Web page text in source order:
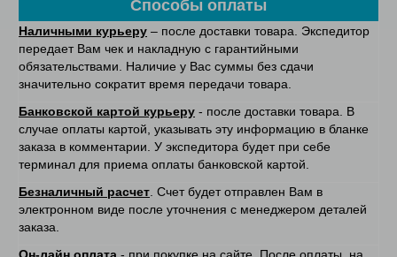
Способы оплаты
Наличными курьеру – после доставки товара. Экспедитор
передает Вам чек и накладную с гарантийными
обязательствами. Наличие у Вас суммы без сдачи
значительно сократит время передачи товара.
Банковской картой курьеру - после доставки товара. В
случае оплаты картой, указывать эту информацию в бланке
заказа в комментарии. У экспедитора будет при себе
терминал для приема оплаты банковской картой.
Безналичный расчет . Счет будет отправлен Вам в
электронном виде после уточнения с менеджером деталей
заказа.